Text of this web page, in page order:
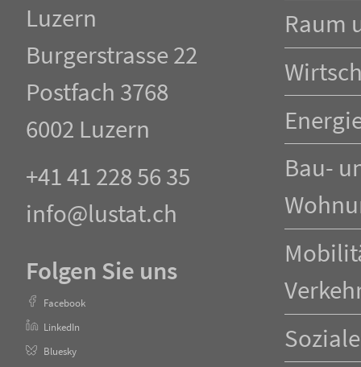
Luzern
Burgerstrasse 22
Postfach 3768
6002 Luzern
+41 41 228 56 35
info@lustat.ch
Folgen Sie uns
Facebook
LinkedIn
Bluesky
Raum
Bau-